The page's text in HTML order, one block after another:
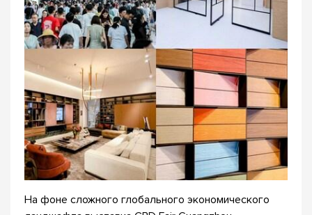
На фоне сложного глобального экономического